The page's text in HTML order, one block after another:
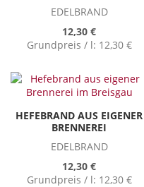
EDELBRAND
12,30 €
Grundpreis / l: 12,30 €
HEFEBRAND AUS EIGENER
BRENNEREI
EDELBRAND
12,30 €
Grundpreis / l: 12,30 €